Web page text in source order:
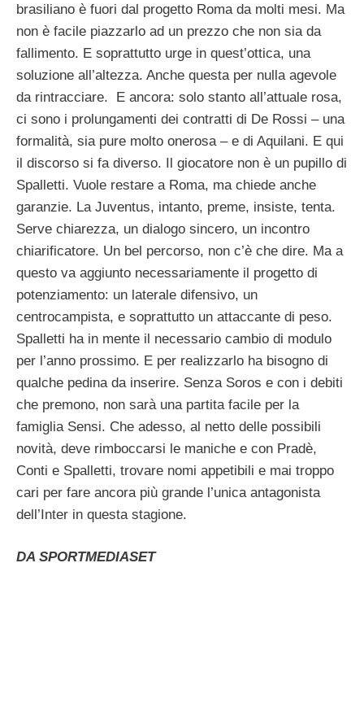
brasiliano è fuori dal progetto Roma da molti mesi. Ma
non è facile piazzarlo ad un prezzo che non sia da
fallimento. E soprattutto urge in quest’ottica, una
soluzione all’altezza. Anche questa per nulla agevole
da rintracciare. E ancora: solo stanto all’attuale rosa,
ci sono i prolungamenti dei contratti di De Rossi – una
formalità, sia pure molto onerosa – e di Aquilani. E qui
il discorso si fa diverso. Il giocatore non è un pupillo di
Spalletti. Vuole restare a Roma, ma chiede anche
garanzie. La Juventus, intanto, preme, insiste, tenta.
Serve chiarezza, un dialogo sincero, un incontro
chiarificatore. Un bel percorso, non c’è che dire. Ma a
questo va aggiunto necessariamente il progetto di
potenziamento: un laterale difensivo, un
centrocampista, e soprattutto un attaccante di peso.
Spalletti ha in mente il necessario cambio di modulo
per l’anno prossimo. E per realizzarlo ha bisogno di
qualche pedina da inserire. Senza Soros e con i debiti
che premono, non sarà una partita facile per la
famiglia Sensi. Che adesso, al netto delle possibili
novità, deve rimboccarsi le maniche e con Pradè,
Conti e Spalletti, trovare nomi appetibili e mai troppo
cari per fare ancora più grande l’unica antagonista
dell’Inter in questa stagione.
DA SPORTMEDIASET